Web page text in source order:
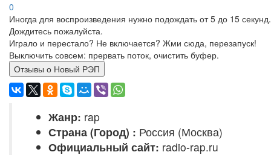
0
Иногда для воспроизведения нужно подождать от 5 до 15 секунд.
Дождитесь пожалуйста.
Играло и перестало? Не включается? Жми сюда, перезапуск!
Выключить совсем: прервать поток, очистить буфер.
Отзывы о Новый РЭП
Жанр: rap
Страна (Город) : Россия (Москва)
Официальный сайт: radio-rap.ru